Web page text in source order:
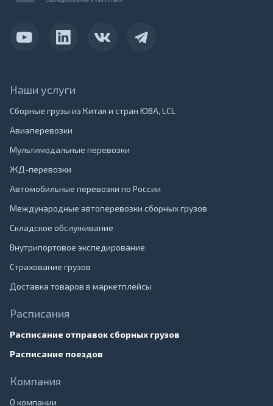
Наши услуги
Сборные грузы из Китая и стран ЮВА, LCL
Авиаперевозки
Мультимодальные перевозки
ЖД-перевозки
Автомобильные перевозки по России
Международные автоперевозки сборных грузов
Складское обслуживание
Внутрипортовое экспедирование
Страхование грузов
Доставка товаров в маркетплейсы
Расписания
Расписание отправок сборных грузов
Расписание поездов
Компания
О компании